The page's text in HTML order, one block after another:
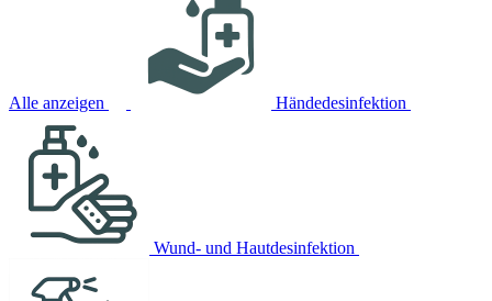
Alle anzeigen Händedesinfektion
Wund- und Hautdesinfektion